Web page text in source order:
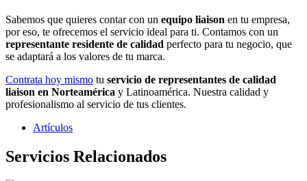
Sabemos que quieres contar con un equipo liaison en tu empresa,
por eso, te ofrecemos el servicio ideal para ti. Contamos con un
representante residente de calidad perfecto para tu negocio, que
se adaptará a los valores de tu marca.
Contrata hoy mismo tu servicio de representantes de calidad
liaison en Norteamérica y Latinoamérica. Nuestra calidad y
profesionalismo al servicio de tus clientes.
Artículos
Servicios Relacionados